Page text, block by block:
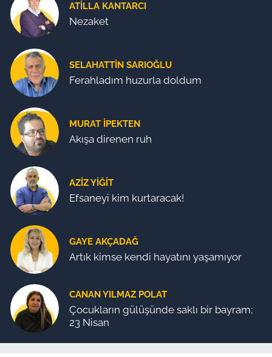
ATILLA KANTARCI
Nezaket
SELAHATTIN SARIOĞLU
Ferahladım huzurla doldum
MURAT İPEKTEN
Akışa direnen ruh
AZIZ YIĞIT
Efsaneyi kim kurtaracak!
GAYE AKÇADAĞ
Artık kimse kendi hayatını yaşamıyor
CANAN YILMAZ POLAT
Çocukların gülüşünde saklı bir bayram;
23 Nisan